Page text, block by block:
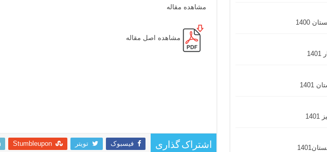
مشاهده مقاله
مشاهده اصل مقاله
اشتراک گذاری فیسبوک تویتر Stumbleupon